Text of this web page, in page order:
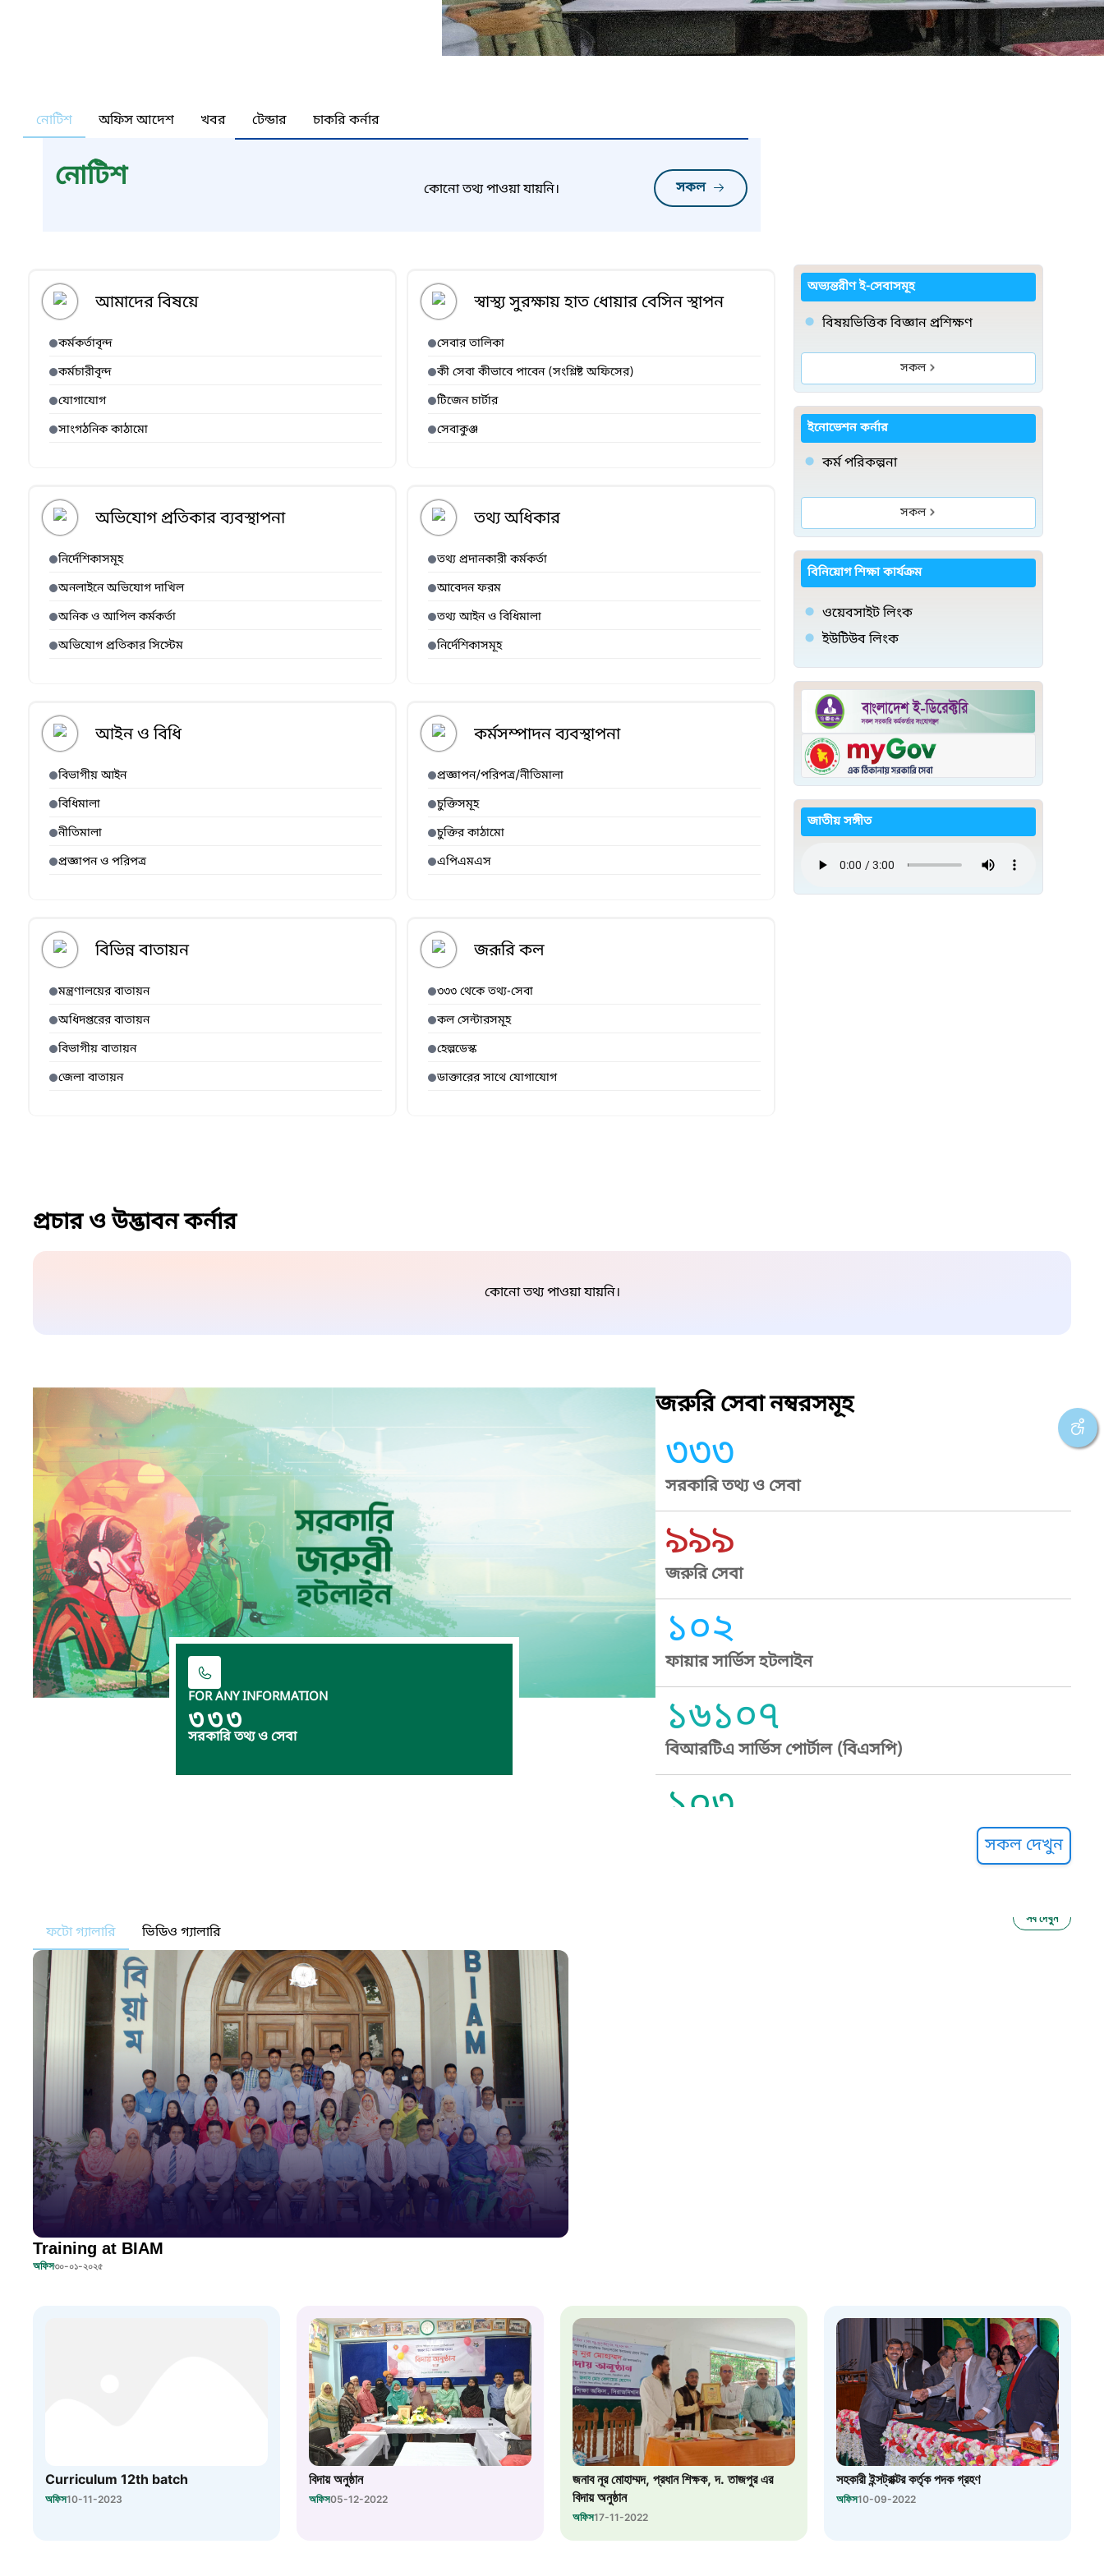
নোটিশ অফিস আদেশ খবর টেন্ডার চাকরি কর্নার
নোটিশ সকল
কোনো তথ্য পাওয়া যায়নি।
আমাদের বিষয়ে
কর্মকর্তাবৃন্দ
কর্মচারীবৃন্দ
যোগাযোগ
সাংগঠনিক কাঠামো
স্বাস্থ্য সুরক্ষায় হাত ধোয়ার বেসিন স্থাপন
সেবার তালিকা
কী সেবা কীভাবে পাবেন (সংশ্লিষ্ট অফিসের)
টিজেন চার্টার
সেবাকুঞ্জ
অভিযোগ প্রতিকার ব্যবস্থাপনা
নির্দেশিকাসমূহ
অনলাইনে অভিযোগ দাখিল
অনিক ও আপিল কর্মকর্তা
অভিযোগ প্রতিকার সিস্টেম
তথ্য অধিকার
তথ্য প্রদানকারী কর্মকর্তা
আবেদন ফরম
তথ্য আইন ও বিধিমালা
নির্দেশিকাসমূহ
আইন ও বিধি
বিভাগীয় আইন
বিধিমালা
নীতিমালা
প্রজ্ঞাপন ও পরিপত্র
কর্মসম্পাদন ব্যবস্থাপনা
প্রজ্ঞাপন/পরিপত্র/নীতিমালা
চুক্তিসমূহ
চুক্তির কাঠামো
এপিএমএস
বিভিন্ন বাতায়ন
মন্ত্রণালয়ের বাতায়ন
অধিদপ্তরের বাতায়ন
বিভাগীয় বাতায়ন
জেলা বাতায়ন
জরূরি কল
৩৩৩ থেকে তথ্য-সেবা
কল সেন্টারসমূহ
হেল্পডেস্ক
ডাক্তারের সাথে যোগাযোগ
অভ্যন্তরীণ ই-সেবাসমূহ
বিষয়ভিত্তিক বিজ্ঞান প্রশিক্ষণ
সকল
ইনোভেশন কর্নার
কর্ম পরিকল্পনা
সকল
বিনিয়োগ শিক্ষা কার্যক্রম
ওয়েবসাইট লিংক
ইউটিউব লিংক
জাতীয় সঙ্গীত
প্রচার ও উদ্ভাবন কর্নার
কোনো তথ্য পাওয়া যায়নি।
FOR ANY INFORMATION
৩৩৩
সরকারি তথ্য ও সেবা
জরুরি সেবা নম্বরসমূহ
৩৩৩
সরকারি তথ্য ও সেবা
৯৯৯
জরুরি সেবা
১০২
ফায়ার সার্ভিস হটলাইন
১৬১০৭
বিআরটিএ সার্ভিস পোর্টাল (বিএসপি)
১০৩
১৬১০৯
বাংলাদেশ কর্মচারী কল্যাণ বোর্ড হটলাইন
০১৯০৮৮৮৮৮৮৮
মাদকদ্রব্য নিয়ন্ত্রণ হটলাইন
জরুরী অভ্যন্তরীণ নৌ-পরিবহন হটলাইন
সকল দেখুন
ফটো গ্যালারি ভিডিও গ্যালারি
সব দেখুন
Training at BIAM
অফিস৩০-০১-২০২৫
Curriculum 12th batch
অফিস10-11-2023
বিদায় অনুষ্ঠান
অফিস05-12-2022
জনাব নূর মোহাম্মদ, প্রধান শিক্ষক, দ. তাজপুর এর
বিদায় অনুষ্ঠান
অফিস17-11-2022
সহকারী ইন্সট্রাক্টর কর্তৃক পদক গ্রহণ
অফিস10-09-2022